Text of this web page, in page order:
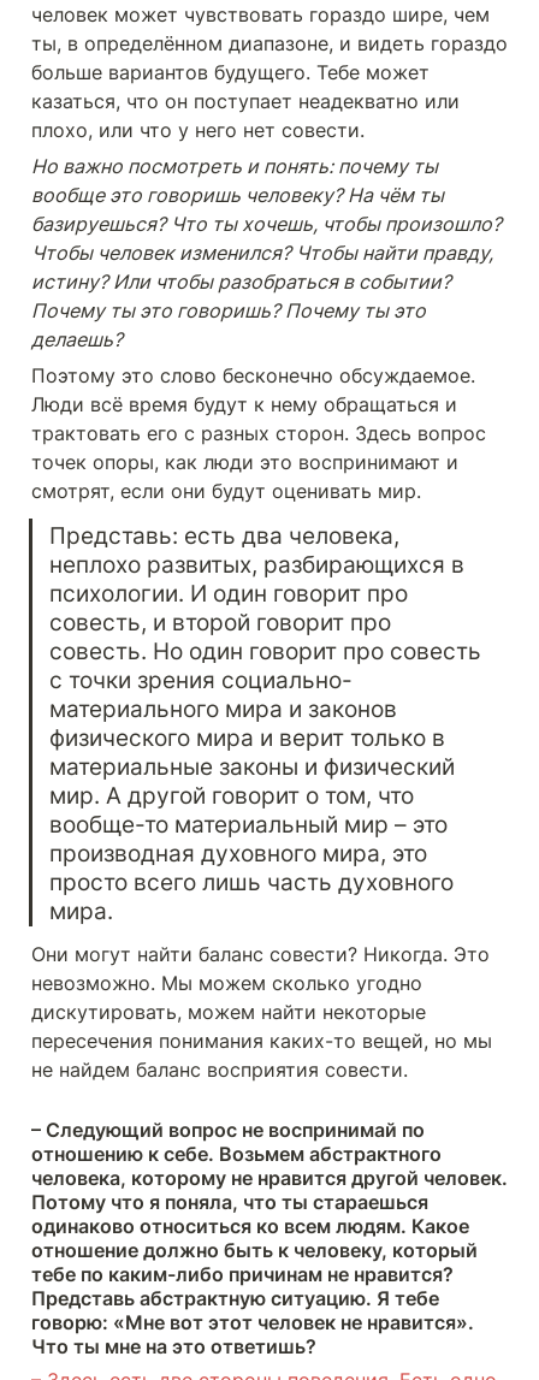
человек может чувствовать гораздо шире, чем
ты, в определённом диапазоне, и видеть гораздо
больше вариантов будущего. Тебе может
казаться, что он поступает неадекватно или
плохо, или что у него нет совести.
Но важно посмотреть и понять: почему ты
вообще это говоришь человеку? На чём ты
базируешься? Что ты хочешь, чтобы произошло?
Чтобы человек изменился? Чтобы найти правду,
истину? Или чтобы разобраться в событии?
Почему ты это говоришь? Почему ты это
делаешь?
Поэтому это слово бесконечно обсуждаемое.
Люди всё время будут к нему обращаться и
трактовать его с разных сторон. Здесь вопрос
точек опоры, как люди это воспринимают и
смотрят, если они будут оценивать мир.
Представь: есть два человека,
неплохо развитых, разбирающихся в
психологии. И один говорит про
совесть, и второй говорит про
совесть. Но один говорит про совесть
с точки зрения социально-
материального мира и законов
физического мира и верит только в
материальные законы и физический
мир. А другой говорит о том, что
вообще-то материальный мир – это
производная духовного мира, это
просто всего лишь часть духовного
мира.
Они могут найти баланс совести? Никогда. Это
невозможно. Мы можем сколько угодно
дискутировать, можем найти некоторые
пересечения понимания каких-то вещей, но мы
не найдем баланс восприятия совести.
– Следующий вопрос не воспринимай по
отношению к себе. Возьмем абстрактного
человека, которому не нравится другой человек.
Потому что я поняла, что ты стараешься
одинаково относиться ко всем людям. Какое
отношение должно быть к человеку, который
тебе по каким-либо причинам не нравится?
Представь абстрактную ситуацию. Я тебе
говорю: «Мне вот этот человек не нравится».
Что ты мне на это ответишь?